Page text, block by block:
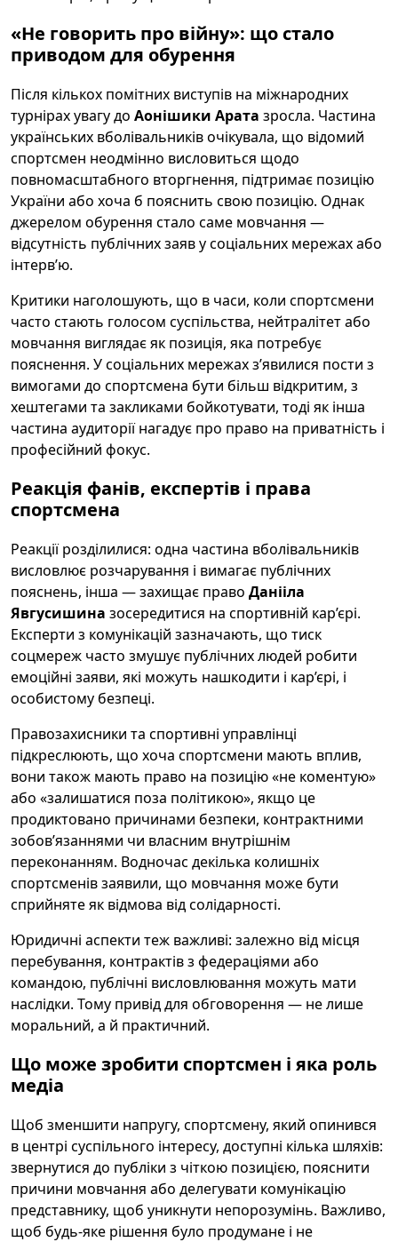
«Не говорить про війну»: що стало
приводом для обурення
Після кількох помітних виступів на міжнародних
турнірах увагу до Аонішики Арата зросла. Частина
українських вболівальників очікувала, що відомий
спортсмен неодмінно висловиться щодо
повномасштабного вторгнення, підтримає позицію
України або хоча б пояснить свою позицію. Однак
джерелом обурення стало саме мовчання —
відсутність публічних заяв у соціальних мережах або
інтерв’ю.
Критики наголошують, що в часи, коли спортсмени
часто стають голосом суспільства, нейтралітет або
мовчання виглядає як позиція, яка потребує
пояснення. У соціальних мережах з’явилися пости з
вимогами до спортсмена бути більш відкритим, з
хештегами та закликами бойкотувати, тоді як інша
частина аудиторії нагадує про право на приватність і
професійний фокус.
Реакція фанів, експертів і права
спортсмена
Реакції розділилися: одна частина вболівальників
висловлює розчарування і вимагає публічних
пояснень, інша — захищає право Данііла
Явгусишина зосередитися на спортивній кар’єрі.
Експерти з комунікацій зазначають, що тиск
соцмереж часто змушує публічних людей робити
емоційні заяви, які можуть нашкодити і кар’єрі, і
особистому безпеці.
Правозахисники та спортивні управлінці
підкреслюють, що хоча спортсмени мають вплив,
вони також мають право на позицію «не коментую»
або «залишатися поза політикою», якщо це
продиктовано причинами безпеки, контрактними
зобов’язаннями чи власним внутрішнім
переконанням. Водночас декілька колишніх
спортсменів заявили, що мовчання може бути
сприйняте як відмова від солідарності.
Юридичні аспекти теж важливі: залежно від місця
перебування, контрактів з федераціями або
командою, публічні висловлювання можуть мати
наслідки. Тому привід для обговорення — не лише
моральний, а й практичний.
Що може зробити спортсмен і яка роль
медіа
Щоб зменшити напругу, спортсмену, який опинився
в центрі суспільного інтересу, доступні кілька шляхів:
звернутися до публіки з чіткою позицією, пояснити
причини мовчання або делегувати комунікацію
представнику, щоб уникнути непорозумінь. Важливо,
щоб будь-яке рішення було продумане і не